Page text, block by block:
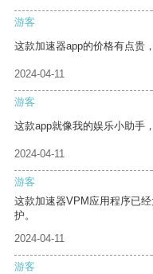
游客
这款加速器app的价格有点贵
2024-04-11
游客
这款app就像我的娱乐小助手
2024-04-11
游客
这款加速器VPM应用程序已
护。
2024-04-11
游客